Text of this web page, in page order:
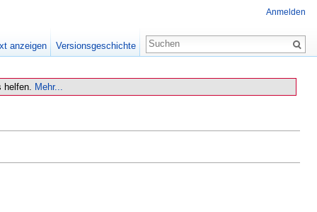
helfen. Mehr...
Anmelden
anzeigen Versionsgeschichte